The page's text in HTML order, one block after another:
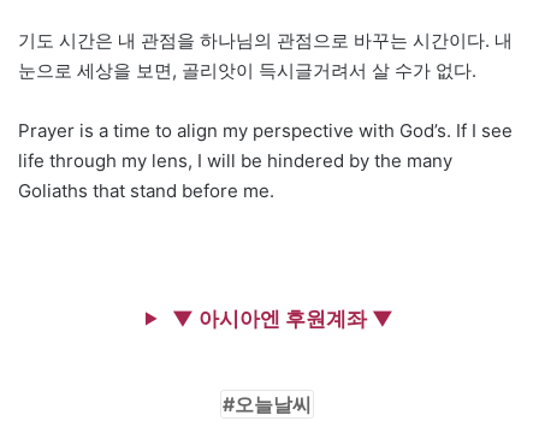
기도 시간은 내 관점을 하나님의 관점으로 바꾸는 시간이다. 내
눈으로 세상을 보면, 골리앗이 득시글거려서 살 수가 없다.
Prayer is a time to align my perspective with God’s. If I see
life through my lens, I will be hindered by the many
Goliaths that stand before me.
▼ 아시아엔 후원계좌 ▼
오늘날씨